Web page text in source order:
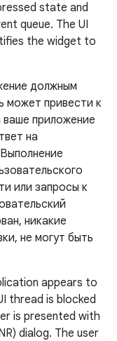
state and
queue. The UI
the widget to
должным
может привести к
ваше приложение
на
или запросы к
никакие
не могут быть
appears to
thread is blocked
is presented with
dialog. The user